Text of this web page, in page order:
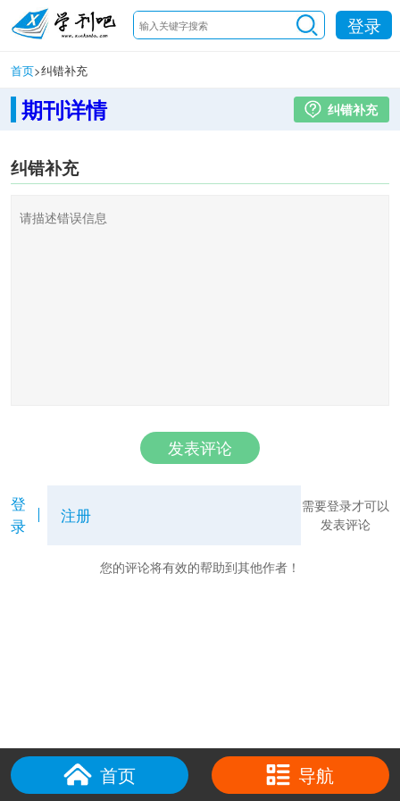
登录
首页>纠错补充
期刊详情 纠错补充
纠错补充
发表评论
登
录
注册
需要登录才可以
发表评论
您的评论将有效的帮助到其他作者！
首页 导航